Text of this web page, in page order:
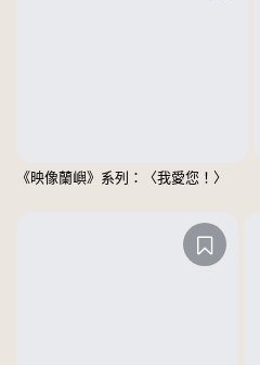
《映像蘭嶼》系列：〈我愛您！〉